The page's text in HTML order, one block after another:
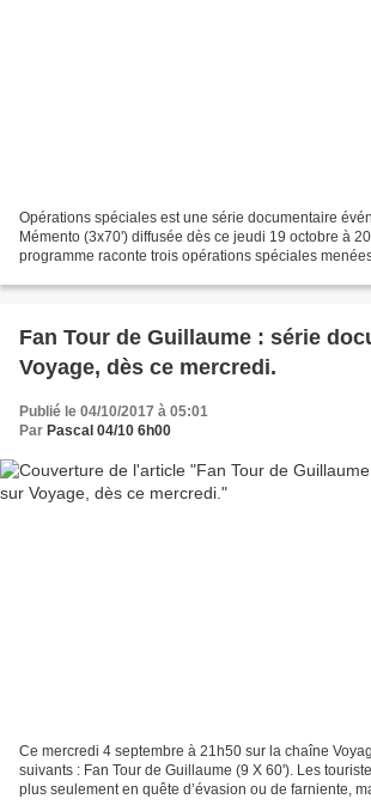
Opérations spéciales est une série documentaire
Mémento (3x70') diffusée dès ce jeudi 19 octobre à
programme raconte trois opérations spéciales
Fan Tour de Guillaume : série
Voyage, dès ce mercredi.
Publié le 04/10/2017 à 05:01
Par Pascal 04/10 6h00
Ce mercredi 4 septembre à 21h50 sur la chaîne
suivants : Fan Tour de Guillaume (9 X 60'). Les
plus seulement en quête d’évasion ou de farniente,